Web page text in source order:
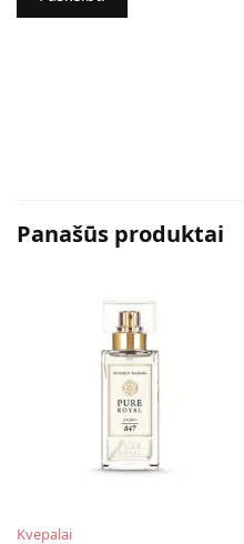
Panašūs produktai
Kvepalai